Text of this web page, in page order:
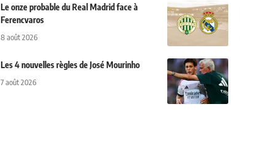
Le onze probable du Real Madrid face à
Ferencvaros
8 août 2026
Les 4 nouvelles règles de José Mourinho
7 août 2026